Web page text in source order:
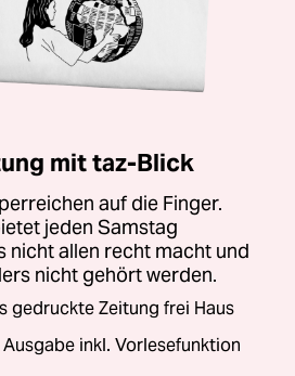
mit taz-Blick
auf die Finger.
jeden Samstag
nicht allen recht macht und
nicht gehört werden.
gedruckte Zeitung frei Haus
inkl. Vorlesefunktion